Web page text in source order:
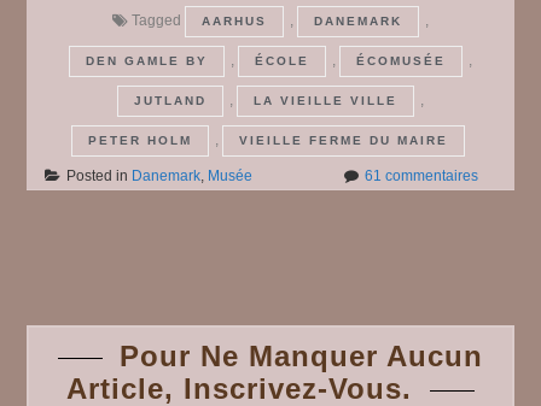
Tagged AARHUS , DANEMARK ,
DEN GAMLE BY , ÉCOLE , ÉCOMUSÉE ,
JUTLAND , LA VIEILLE VILLE ,
PETER HOLM , VIEILLE FERME DU MAIRE
Posted in Danemark, Musée 61 commentairessur
Gamle
navigation
Pour Ne Manquer Aucun
Article, Inscrivez-Vous.